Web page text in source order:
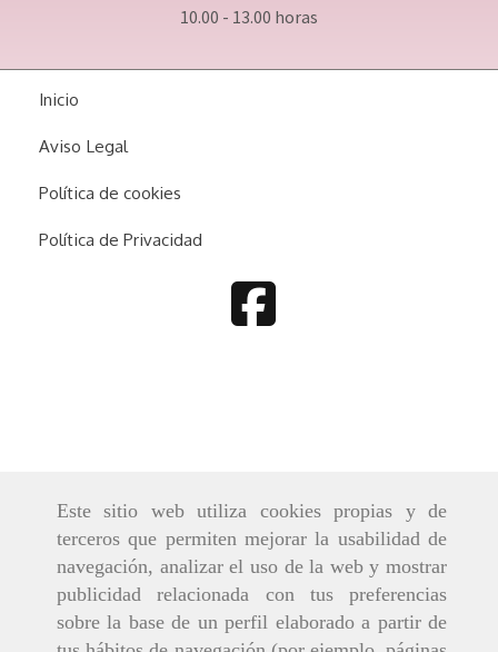
Este sitio web utiliza cookies propias y de
terceros que permiten mejorar la usabilidad de
navegación, analizar el uso de la web y mostrar
publicidad relacionada con tus preferencias
sobre la base de un perfil elaborado a partir de
10.00 - 13.00 horas
Inicio
Aviso Legal
Política de cookies
Política de Privacidad